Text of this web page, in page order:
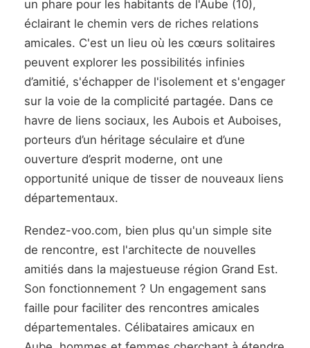
un phare pour les habitants de l'Aube (10),
éclairant le chemin vers de riches relations
amicales. C'est un lieu où les cœurs solitaires
peuvent explorer les possibilités infinies
d’amitié, s'échapper de l'isolement et s'engager
sur la voie de la complicité partagée. Dans ce
havre de liens sociaux, les Aubois et Auboises,
porteurs d’un héritage séculaire et d’une
ouverture d’esprit moderne, ont une
opportunité unique de tisser de nouveaux liens
départementaux.
Rendez-voo.com, bien plus qu'un simple site
de rencontre, est l'architecte de nouvelles
amitiés dans la majestueuse région Grand Est.
Son fonctionnement ? Un engagement sans
faille pour faciliter des rencontres amicales
départementales. Célibataires amicaux en